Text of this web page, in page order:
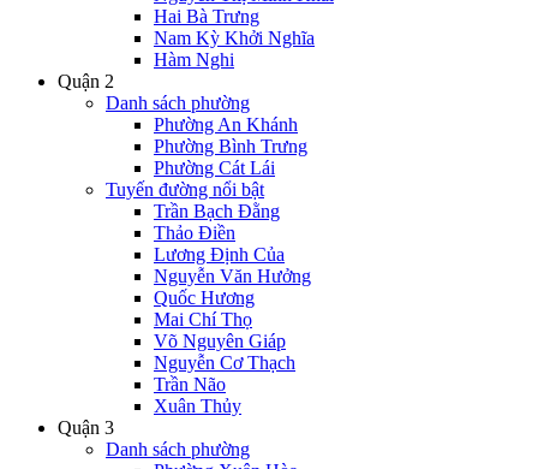
Hai Bà Trưng
Nam Kỳ Khởi Nghĩa
Hàm Nghi
Quận 2
Danh sách phường
Phường An Khánh
Phường Bình Trưng
Phường Cát Lái
Tuyến đường nổi bật
Trần Bạch Đằng
Thảo Điền
Lương Định Của
Nguyễn Văn Hưởng
Quốc Hương
Mai Chí Thọ
Võ Nguyên Giáp
Nguyễn Cơ Thạch
Trần Não
Xuân Thủy
Quận 3
Danh sách phường